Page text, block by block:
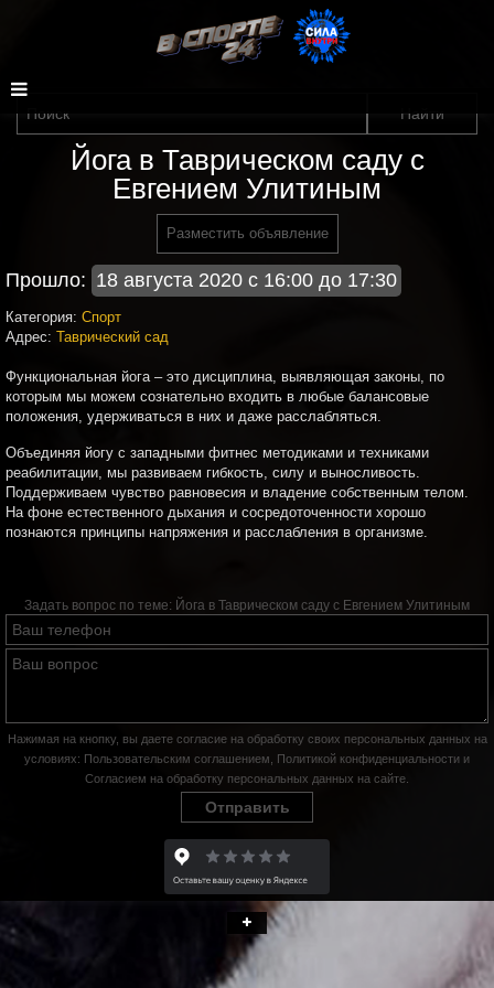
Йога в Таврическом саду с
Евгением Улитиным
Разместить объявление
Прошло: 18 августа 2020 с 16:00 до 17:30
Категория: Спорт
Адрес: Таврический сад
Функциональная йога – это дисциплина, выявляющая законы, по
которым мы можем сознательно входить в любые балансовые
положения, удерживаться в них и даже расслабляться.
Объединяя йогу с западными фитнес методиками и техниками
реабилитации, мы развиваем гибкость, силу и выносливость.
Поддерживаем чувство равновесия и владение собственным телом.
На фоне естественного дыхания и сосредоточенности хорошо
познаются принципы напряжения и расслабления в организме.
Задать вопрос по теме: Йога в Таврическом саду с Евгением Улитиным
Нажимая на кнопку, вы даете согласие на обработку своих персональных данных на
условиях: Пользовательским соглашением Политикой конфиденциальности и
Согласием на обработку персональных данных на сайте
Отправить